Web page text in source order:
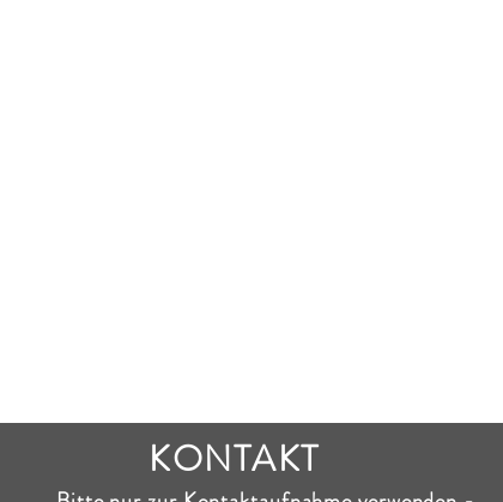
KONTAKT